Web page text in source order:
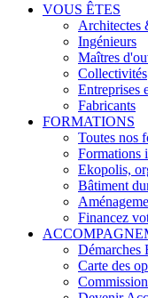
VOUS ÊTES
Architectes
Ingénieurs
Maîtres
Collectivités
Entreprises
Fabricants
FORMATIONS
Toutes nos
Formations
Ekopolis,
Bâtiment
Financez
Carte des